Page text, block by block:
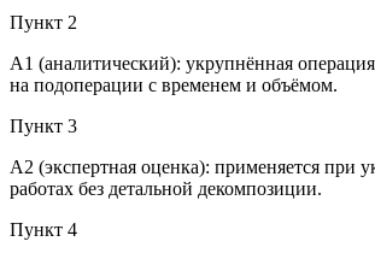
Пункт 2
A1 (аналитический): укрупнённая
на подоперации с временем и объёмом.
Пункт 3
A2 (экспертная оценка): применяется при
работах без детальной декомпозиции.
Пункт 4